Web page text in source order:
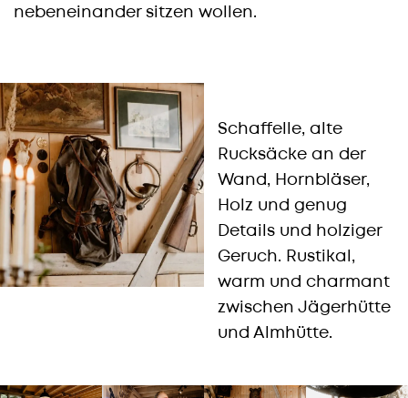
nebeneinander sitzen wollen.
Schaffelle, alte
Rucksäcke an der
Wand, Hornbläser,
Holz und genug
Details und holziger
Geruch. Rustikal,
warm und charmant
zwischen Jägerhütte
und Almhütte.